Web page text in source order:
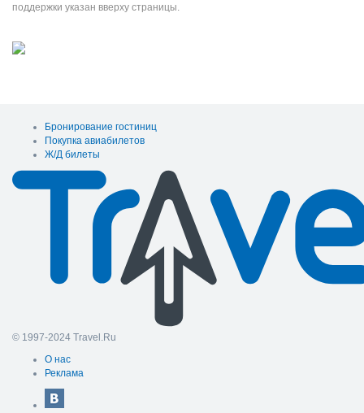
поддержки указан вверху страницы.
Бронирование гостиниц
Покупка авиабилетов
Ж/Д билеты
© 1997-2024 Travel.Ru
О нас
Реклама